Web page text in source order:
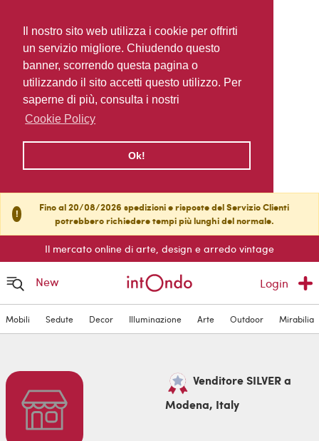
Il nostro sito web utilizza i cookie per offrirti
un servizio migliore. Chiudendo questo
banner, scorrendo questa pagina o
utilizzando il sito accetti questo utilizzo. Per
saperne di più, consulta i nostri
Cookie Policy
Ok!
!
Fino al 20/08/2026 spedizioni e risposte del Servizio Clienti
potrebbero richiedere tempi più lunghi del normale.
Il mercato online di arte, design e arredo vintage
New Login
Mobili Sedute Decor Illuminazione Arte Outdoor Mirabilia
Venditore SILVER a
Modena, Italy